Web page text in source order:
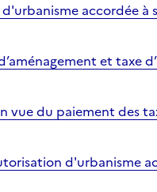
accordée à
et taxe
vue du paiement des
d'urbanisme